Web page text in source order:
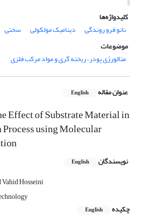
کلیدواژه‌ها
نانو فرو روندگی
دینامیک مولکولی سختی
موضوعات
متالورژی پودر، ریخته گری و مواد مرکب فلزی
عنوان مقاله English
Effect of Substrate Material in
using Molecular
نویسندگان English
Vahid Hosseini
چکیده
English